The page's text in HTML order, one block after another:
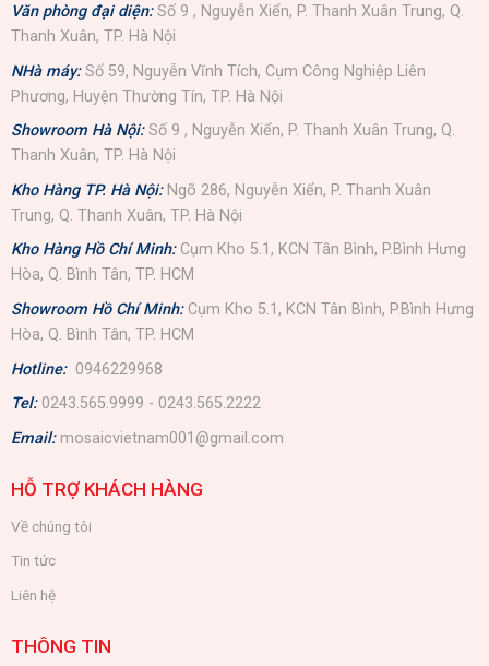
Văn phòng đại diện:Số 9 , Nguyễn Xiển, P. Thanh Xuân Trung, Q.
Thanh Xuân, TP. Hà Nội
NHà máy: Số 59, Nguyễn Vĩnh Tích, Cụm Công Nghiệp Liên
Phương, Huyện Thường Tín, TP. Hà Nội
Showroom Hà Nội: Số 9 , Nguyễn Xiển, P. Thanh Xuân Trung, Q.
Thanh Xuân, TP. Hà Nội
Kho Hàng TP. Hà Nội: Ngõ 286, Nguyễn Xiển, P. Thanh Xuân
Trung, Q. Thanh Xuân, TP. Hà Nội
Kho Hàng Hồ Chí Minh: Cụm Kho 5.1, KCN Tân Bình, P.Bình Hưng
Hòa, Q. Bình Tân, TP. HCM
Showroom Hồ Chí Minh: Cụm Kho 5.1, KCN Tân Bình, P.Bình Hưng
Hòa, Q. Bình Tân, TP. HCM
Hotline: 0946229968
Tel: 0243.565.9999 - 0243.565.2222
Email: mosaicvietnam001@gmail.com
HỖ TRỢ KHÁCH HÀNG
Về chúng tôi
Tin tức
Liên hệ
THÔNG TIN